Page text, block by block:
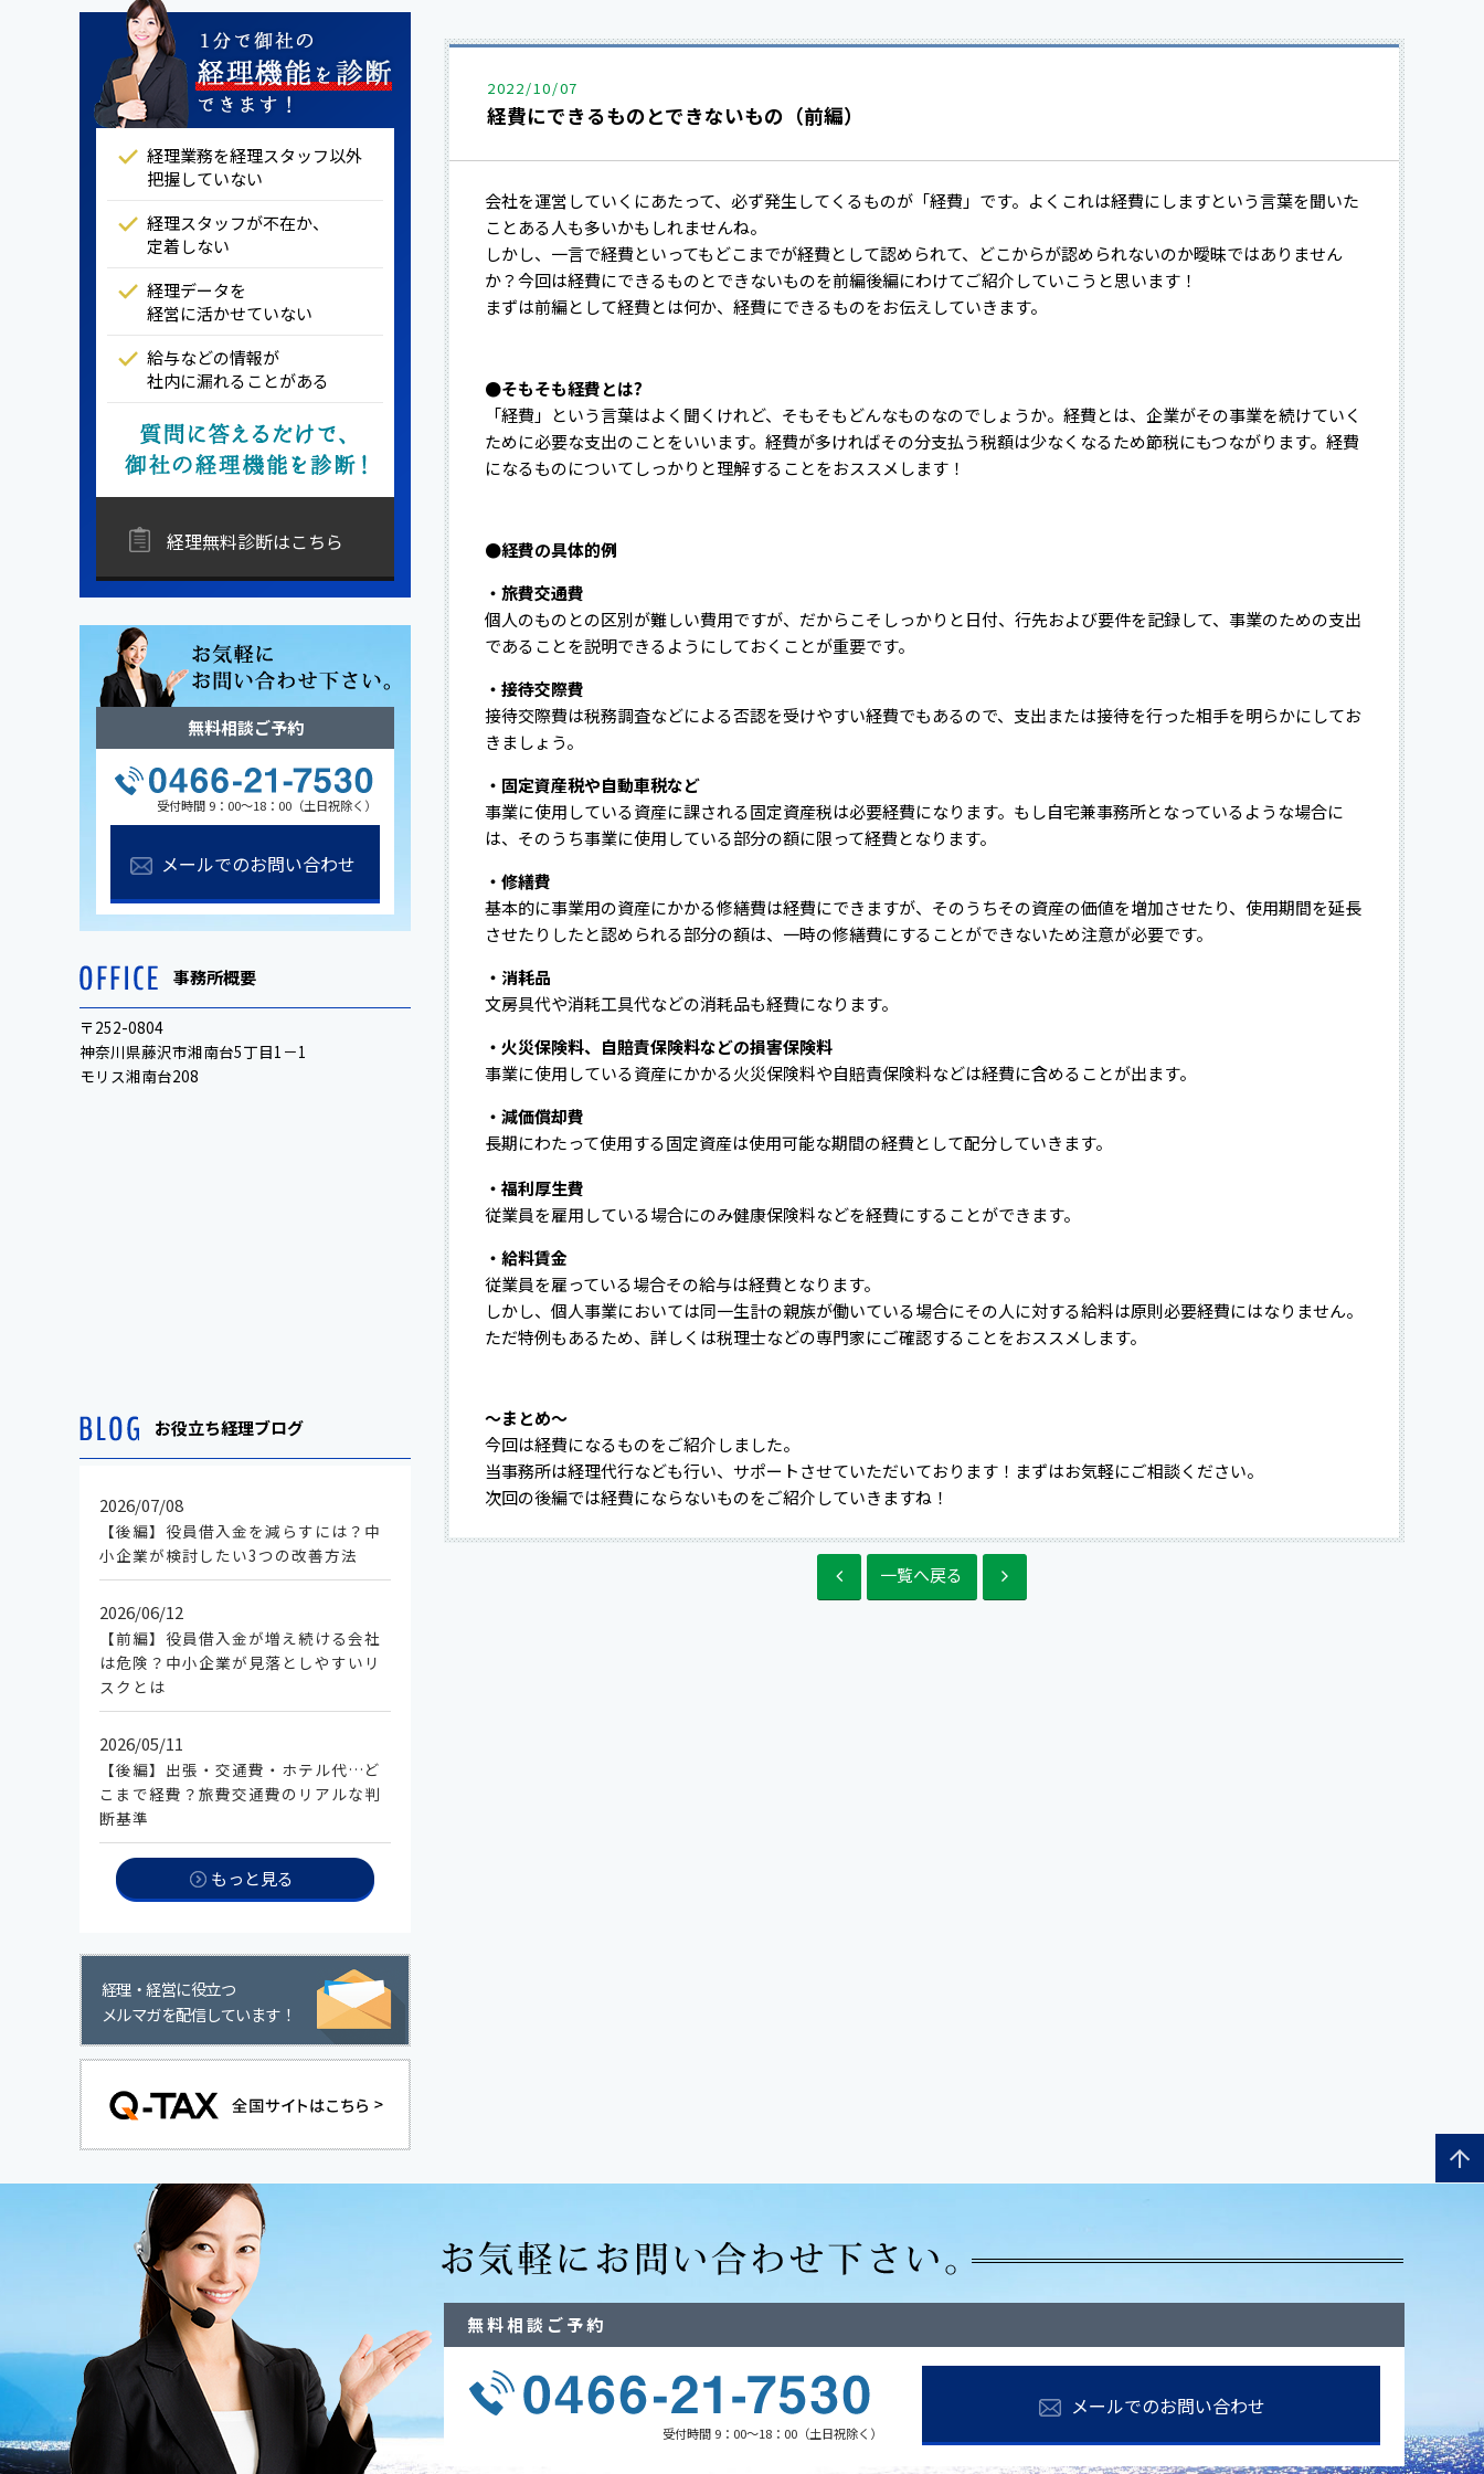
2022/10/07
経費にできるものとできないもの（前編）
会社を運営していくにあたって、必ず発生してくるものが「経費」です。よくこれは経費にしますという言葉を聞いた
ことある人も多いかもしれませんね。
しかし、一言で経費といってもどこまでが経費として認められて、どこからが認められないのか曖昧ではありません
か？今回は経費にできるものとできないものを前編後編にわけてご紹介していこうと思います！
まずは前編として経費とは何か、経費にできるものをお伝えしていきます。
●そもそも経費とは?
「経費」という言葉はよく聞くけれど、そもそもどんなものなのでしょうか。経費とは、企業がその事業を続けていく
ために必要な支出のことをいいます。経費が多ければその分支払う税額は少なくなるため節税にもつながります。経費
になるものについてしっかりと理解することをおススメします！
●経費の具体的例
・旅費交通費
個人のものとの区別が難しい費用ですが、だからこそしっかりと日付、行先および要件を記録して、事業のための支出
であることを説明できるようにしておくことが重要です。
・接待交際費
接待交際費は税務調査などによる否認を受けやすい経費でもあるので、支出または接待を行った相手を明らかにしてお
きましょう。
・固定資産税や自動車税など
事業に使用している資産に課される固定資産税は必要経費になります。もし自宅兼事務所となっているような場合に
は、そのうち事業に使用している部分の額に限って経費となります。
・修繕費
基本的に事業用の資産にかかる修繕費は経費にできますが、そのうちその資産の価値を増加させたり、使用期間を延長
させたりしたと認められる部分の額は、一時の修繕費にすることができないため注意が必要です。
・消耗品
文房具代や消耗工具代などの消耗品も経費になります。
・火災保険料、自賠責保険料などの損害保険料
事業に使用している資産にかかる火災保険料や自賠責保険料などは経費に含めることが出ます。
・減価償却費
長期にわたって使用する固定資産は使用可能な期間の経費として配分していきます。
・福利厚生費
従業員を雇用している場合にのみ健康保険料などを経費にすることができます。
・給料賃金
従業員を雇っている場合その給与は経費となります。
しかし、個人事業においては同一生計の親族が働いている場合にその人に対する給料は原則必要経費にはなりません。
ただ特例もあるため、詳しくは税理士などの専門家にご確認することをおススメします。
～まとめ～
今回は経費になるものをご紹介しました。
当事務所は経理代行なども行い、サポートさせていただいております！まずはお気軽にご相談ください。
次回の後編では経費にならないものをご紹介していきますね！
一覧へ戻る
経理業務を経理スタッフ以外
把握していない
経理スタッフが不在か、
定着しない
経理データを
経営に活かせていない
給与などの情報が
社内に漏れることがある
経理無料診断はこちら
無料相談ご予約
受付時間 9：00～18：00（土日祝除く）
メールでのお問い合わせ
事務所概要
〒252-0804
神奈川県藤沢市湘南台5丁目1－1
モリス湘南台208
お役立ち経理ブログ
2026/07/08
【後編】役員借入金を減らすには？中
小企業が検討したい3つの改善方法
2026/06/12
【前編】役員借入金が増え続ける会社
は危険？中小企業が見落としやすいリ
スクとは
2026/05/11
【後編】出張・交通費・ホテル代…ど
こまで経費？旅費交通費のリアルな判
断基準
もっと見る
経理・経営に役立つ
メルマガを配信しています！
無料相談ご予約
受付時間 9：00～18：00（土日祝除く）
メールでのお問い合わせ